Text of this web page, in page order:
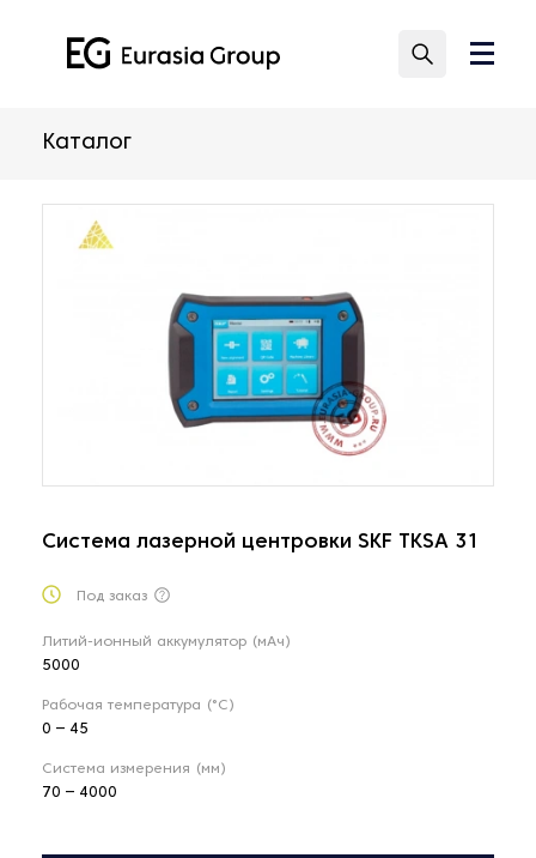
Каталог
Система лазерной центровки SKF TKSA 31
Под заказ
Литий-ионный аккумулятор (мАч)
5000
Рабочая температура (°C)
0 – 45
Система измерения (мм)
70 – 4000